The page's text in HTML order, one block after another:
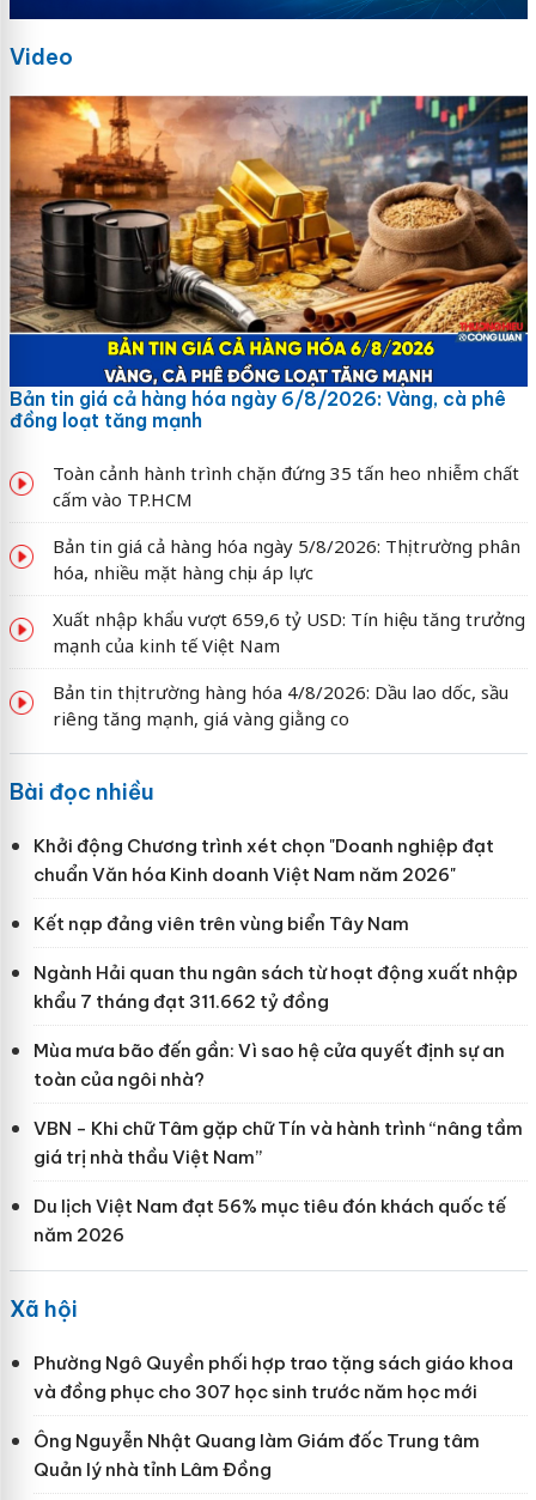
Video
Bản tin giá cả hàng hóa ngày 6/8/2026: Vàng, cà phê
đồng loạt tăng mạnh
Toàn cảnh hành trình chặn đứng 35 tấn heo nhiễm chất
cấm vào TP.HCM
Bản tin giá cả hàng hóa ngày 5/8/2026: Thị trường phân
hóa, nhiều mặt hàng chịu áp lực
Xuất nhập khẩu vượt 659,6 tỷ USD: Tín hiệu tăng trưởng
mạnh của kinh tế Việt Nam
Bản tin thị trường hàng hóa 4/8/2026: Dầu lao dốc, sầu
riêng tăng mạnh, giá vàng giằng co
Bài đọc nhiều
Khởi động Chương trình xét chọn "Doanh nghiệp đạt
chuẩn Văn hóa Kinh doanh Việt Nam năm 2026"
Kết nạp đảng viên trên vùng biển Tây Nam
Ngành Hải quan thu ngân sách từ hoạt động xuất nhập
khẩu 7 tháng đạt 311.662 tỷ đồng
Mùa mưa bão đến gần: Vì sao hệ cửa quyết định sự an
toàn của ngôi nhà?
VBN - Khi chữ Tâm gặp chữ Tín và hành trình “nâng tầm
giá trị nhà thầu Việt Nam”
Du lịch Việt Nam đạt 56% mục tiêu đón khách quốc tế
năm 2026
Xã hội
Phường Ngô Quyền phối hợp trao tặng sách giáo khoa
và đồng phục cho 307 học sinh trước năm học mới
Ông Nguyễn Nhật Quang làm Giám đốc Trung tâm
Quản lý nhà tỉnh Lâm Đồng